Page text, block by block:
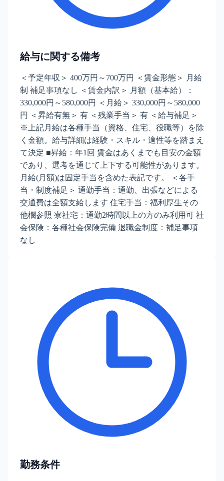
給与に関する備考
＜予定年収＞ 400万円～700万円 ＜賃金形態＞ 月給
制 補足事項なし ＜賃金内訳＞ 月額（基本給）：
330,000円～580,000円 ＜月給＞ 330,000円～580,000
円 ＜昇給有無＞ 有 ＜残業手当＞ 有 ＜給与補足＞
※上記月給は各種手当（資格、住宅、役職等）を除
く金額。給与詳細は経験・スキル・適性等を踏まえ
て決定 ■昇給：年1回 賃金はあくまでも目安の金額
であり、選考を通じて上下する可能性があります。
月給(月額)は固定手当を含めた表記です。 ＜各手
当・制度補足＞ 通勤手当：通勤、出張などによる
交通費は全額支給します 住宅手当：福利厚生その
他欄参照 寮社宅：通勤2時間以上の方のみ利用可 社
会保険：各種社会保険完備 退職金制度：補足事項
なし
勤務条件